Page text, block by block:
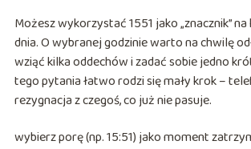
Możesz wykorzystać 1551 jako „znacznik”
dnia. O wybranej godzinie warto na chwilę
wziąć kilka oddechów i zadać sobie jedno
tego pytania łatwo rodzi się mały krok –
rezygnacja z czegoś, co już nie pasuje.
wybierz porę (np. 15:51) jako moment